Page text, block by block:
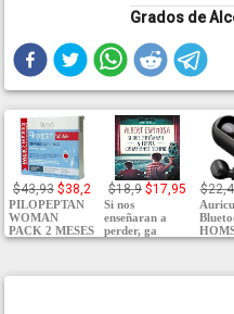
Grados de
$43,93 $38,2
PILOPEPTAN
WOMAN
PACK 2 MESES
$18,9 $17,95
Si nos
enseñaran a
perder, ga